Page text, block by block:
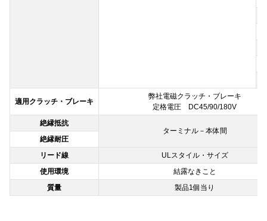
適用クラッチ・ブレーキ
弊社電磁クラッチ・ブレーキ
定格電圧 DC45/90/180V
絶縁抵抗
ターミナル－本体間
絶縁耐圧
リード線
ULスタイル・サイズ
使用環境
結露なきこと
質量
製品1個当り